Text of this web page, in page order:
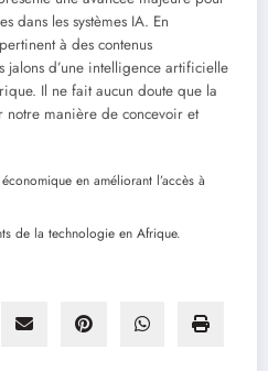
dans les systèmes IA. En
à des contenus
jalons d’une intelligence artificielle
Il ne fait aucun doute que la
notre manière de concevoir et
en améliorant l’accès à
de la technologie en Afrique.